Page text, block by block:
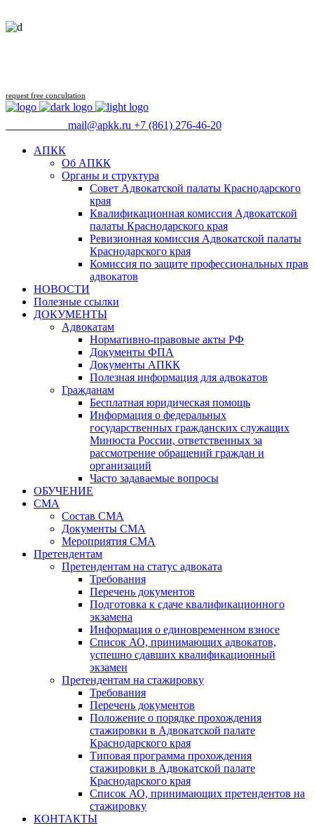
request free concultation
mail@apkk.ru +7 (861) 276-46-20
АПКК
Об АПКК
Органы и структура
Совет Адвокатской палаты Краснодарского
края
Квалификационная комиссия Адвокатской
палаты Краснодарского края
Ревизионная комиссия Адвокатской палаты
Краснодарского края
Комиссия по защите профессиональных прав
адвокатов
НОВОСТИ
Полезные ссылки
ДОКУМЕНТЫ
Адвокатам
Нормативно-правовые акты РФ
Документы ФПА
Документы АПКК
Полезная информация для адвокатов
Гражданам
Бесплатная юридическая помощь
Информация о федеральных
государственных гражданских служащих
Минюста России, ответственных за
рассмотрение обращений граждан и
организаций
Часто задаваемые вопросы
ОБУЧЕНИЕ
СМА
Состав СМА
Документы СМА
Мероприятия СМА
Претендентам
Претендентам на статус адвоката
Требования
Перечень документов
Подготовка к сдаче квалификационного
экзамена
Информация о единовременном взносе
Список АО, принимающих адвокатов,
успешно сдавших квалификационный
экзамен
Претендентам на стажировку
Требования
Перечень документов
Положение о порядке прохождения
стажировки в Адвокатской палате
Краснодарского края
Типовая программа прохождения
стажировки в Адвокатской палате
Краснодарского края
Список АО, принимающих претендентов на
стажировку
КОНТАКТЫ